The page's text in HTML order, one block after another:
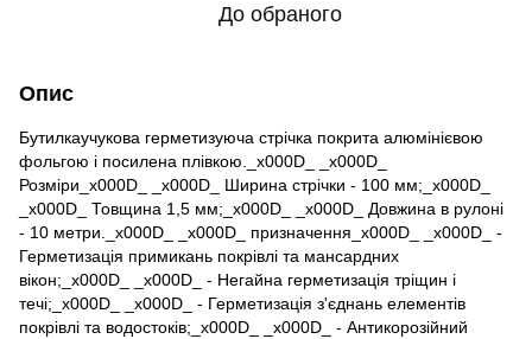
До обраного
Опис
Бутилкаучукова герметизуюча стрічка покрита алюмінієвою
фольгою і посилена плівкою._x000D_ _x000D_
Розміри_x000D_ _x000D_ Ширина стрічки - 100 мм;_x000D_
_x000D_ Товщина 1,5 мм;_x000D_ _x000D_ Довжина в рулоні
- 10 метри._x000D_ _x000D_ призначення_x000D_ _x000D_ -
Герметизація примикань покрівлі та мансардних
вікон;_x000D_ _x000D_ - Негайна герметизація тріщин і
течі;_x000D_ _x000D_ - Герметизація з'єднань елементів
покрівлі та водостоків;_x000D_ _x000D_ - Антикорозійний